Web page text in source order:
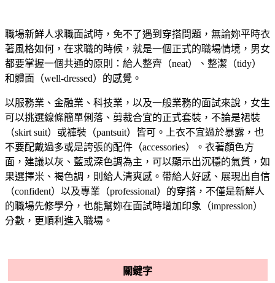
職場新鮮人求職面試時，免不了遇到穿搭問題，無論妳平時衣
著風格如何，在求職的時候，就是一個正式的職場情境，男女
都要掌握一個共通的原則：給人整齊（neat）、整潔（tidy）
和體面（well-dressed）的感覺。
以服務業、金融業、科技業，以及一般業務的面試來說，女生
可以挑選線條簡單俐落、剪裁合宜的正式套裝，不論是裙裝
（skirt suit）或褲裝（pantsuit）皆可。上衣不宜過於暴露，也
不要配戴過多或是誇張的配件（accessories）。衣著顏色方
面，建議以灰、藍或深色調為主，可以顯示出沉穩的氣質，如
果選擇米、褐色調，則給人清爽感。帶給人好感、展現出自信
（confident）以及專業（professional）的穿搭，不僅是新鮮人
的職場先修學分，也能幫妳在面試時增加印象（impression）
分數，更順利進入職場。
關鍵字